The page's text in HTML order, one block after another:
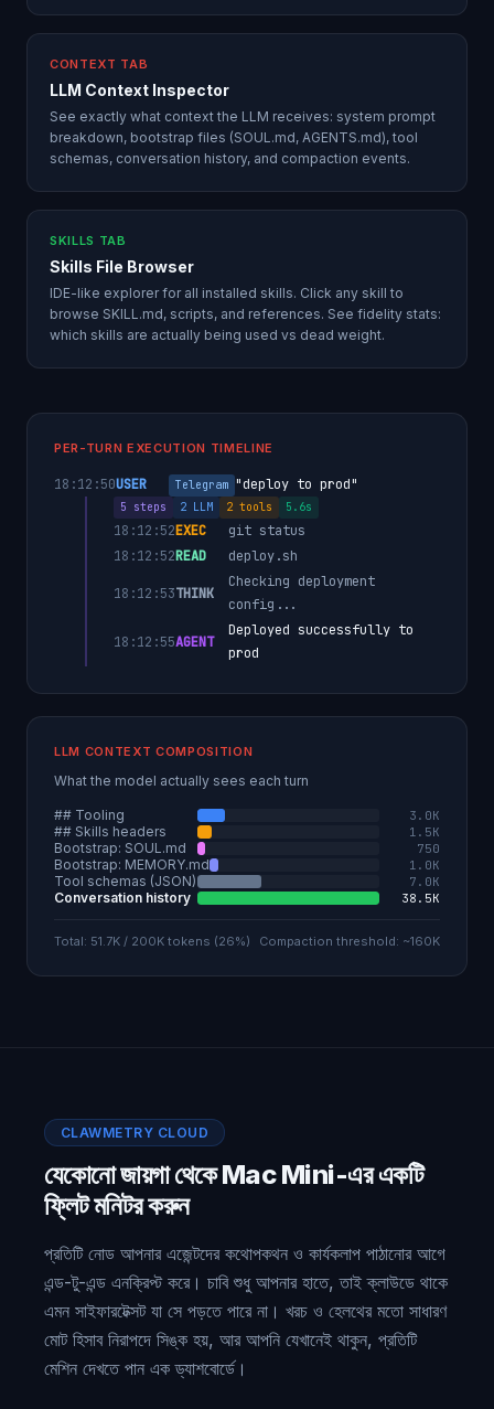
CONTEXT TAB
LLM Context Inspector
See exactly what context the LLM receives: system prompt
breakdown, bootstrap files (SOUL.md, AGENTS.md), tool
schemas, conversation history, and compaction events.
SKILLS TAB
Skills File Browser
IDE-like explorer for all installed skills. Click any skill to
browse SKILL.md, scripts, and references. See fidelity stats:
which skills are actually being used vs dead weight.
PER-TURN EXECUTION TIMELINE
18:12:50USER Telegram "deploy to prod"
5 steps 2 LLM 2 tools 5.6s
18:12:52EXEC
git status
18:12:52READ deploy.sh
18:12:53THINK
Checking deployment
config...
18:12:55AGENT
Deployed successfully to
prod
LLM CONTEXT COMPOSITION
What the model actually sees each turn
## Tooling 3.0K
## Skills headers 1.5K
Bootstrap: SOUL.md 750
Bootstrap: MEMORY.md 1.0K
Tool schemas (JSON) 7.0K
Conversation history 38.5K
Total: 51.7K / 200K tokens (26%) Compaction threshold: ~160K
CLAWMETRY CLOUD
যেকোনো জায়গা থেকে Mac Mini-এর একটি
ফ্লিট মনিটর করুন
প্রতিটি নোড আপনার এজেন্টদের কথোপকথন ও কার্যকলাপ পাঠানোর আগে
এন্ড-টু-এন্ড এনক্রিপ্ট করে। চাবি শুধু আপনার হাতে, তাই ক্লাউডে থাকে
এমন সাইফারটেক্সট যা সে পড়তে পারে না। খরচ ও হেলথের মতো সাধারণ
মোট হিসাব নিরাপদে সিঙ্ক হয়, আর আপনি যেখানেই থাকুন, প্রতিটি
মেশিন দেখতে পান এক ড্যাশবোর্ডে।